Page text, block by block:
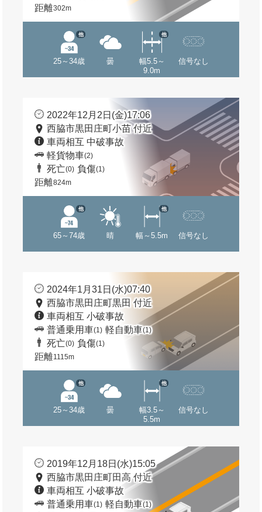
距離302m
25～34歳
他
曇
幅5.5～
9.0m
他
信号なし
2022年12月2日(金)17:06
西脇市黒田庄町小苗 付近
車両相互 中破事故
軽貨物車(2)
死亡(0) 負傷(1)
距離824m
65～74歳
他
晴 幅～5.5m
他
信号なし
2024年1月31日(水)07:40
西脇市黒田庄町黒田 付近
車両相互 小破事故
普通乗用車(1) 軽自動車(1)
死亡(0) 負傷(1)
距離1115m
25～34歳
他
曇
幅3.5～
5.5m
他
信号なし
2019年12月18日(水)15:05
西脇市黒田庄町田高 付近
車両相互 小破事故
普通乗用車(1) 軽自動車(1)